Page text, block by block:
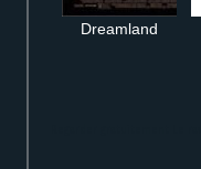
Dreamland